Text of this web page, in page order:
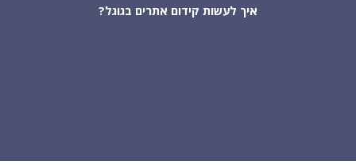
איך לעשות קידום אתרים בגוגל?